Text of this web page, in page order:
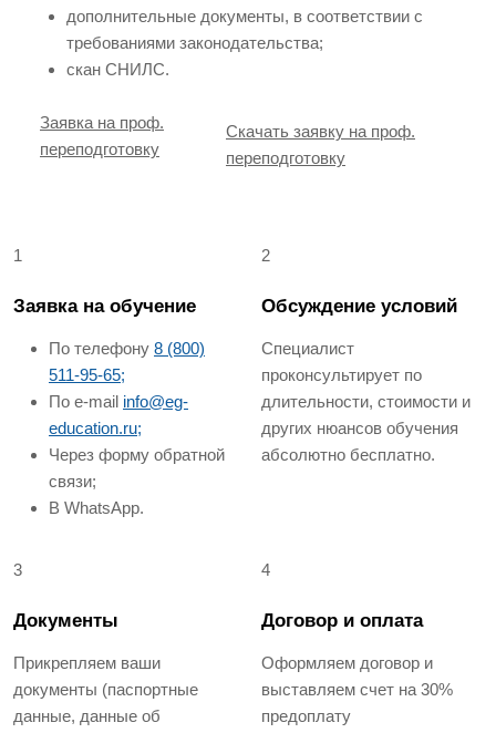
дополнительные документы, в соответствии с
требованиями законодательства;
скан СНИЛС.
Заявка на проф.
переподготовку
Скачать заявку на проф.
переподготовку
1
Заявка на обучение
По телефону 8 (800)
511-95-65;
По e-mail info@eg-
education.ru;
Через форму обратной
связи;
В WhatsApp.
2
Обсуждение условий
Специалист
проконсультирует по
длительности, стоимости и
других нюансов обучения
абсолютно бесплатно.
3
Документы
Прикрепляем ваши
документы (паспортные
данные, данные об
4
Договор и оплата
Оформляем договор и
выставляем счет на 30%
предоплату